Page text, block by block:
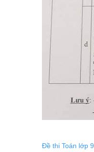
Đề thi Toán lớp 9